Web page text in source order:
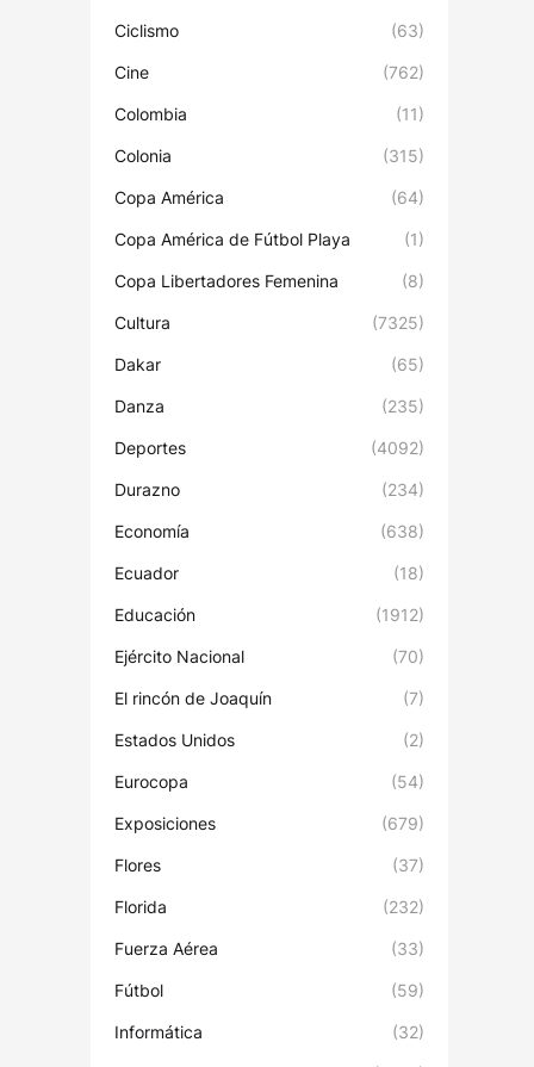
Ciclismo (63)
Cine (762)
Colombia (11)
Colonia (315)
Copa América (64)
Copa América de Fútbol Playa (1)
Copa Libertadores Femenina (8)
Cultura (7325)
Dakar (65)
Danza (235)
Deportes (4092)
Durazno (234)
Economía (638)
Ecuador (18)
Educación (1912)
Ejército Nacional (70)
El rincón de Joaquín (7)
Estados Unidos (2)
Eurocopa (54)
Exposiciones (679)
Flores (37)
Florida (232)
Fuerza Aérea (33)
Fútbol (59)
Informática (32)